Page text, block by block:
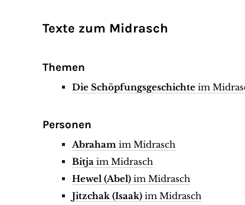
Texte zum Midrasch
Themen
Die Schöpfungsgeschichte im
Personen
Abraham im Midrasch
Bitja im Midrasch
Hewel (Abel) im Midrasch
Jitzchak (Isaak) im Midrasch